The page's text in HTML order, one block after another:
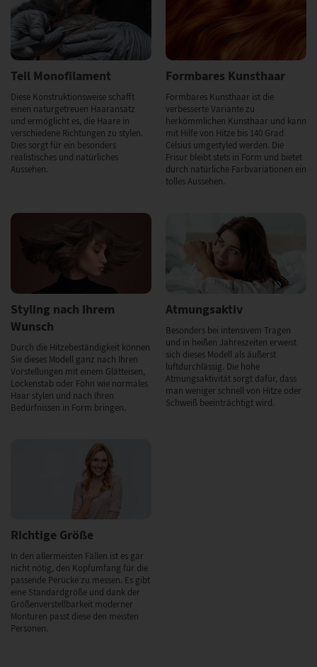
Teil Monofilament
Diese Konstruktionsweise schafft
einen naturgetreuen Haaransatz
und ermöglicht es, die Haare in
verschiedene Richtungen zu stylen.
Dies sorgt für ein besonders
realistisches und natürliches
Aussehen.
Formbares Kunsthaar
Formbares Kunsthaar ist die
verbesserte Variante zu
herkömmlichen Kunsthaar und kann
mit Hilfe von Hitze bis 140 Grad
Celsius umgestyled werden. Die
Frisur bleibt stets in Form und bietet
durch natürliche Farbvariationen ein
tolles Aussehen.
Styling nach Ihrem
Wunsch
Durch die Hitzebeständigkeit können
Sie dieses Modell ganz nach Ihren
Vorstellungen mit einem Glätteisen,
Lockenstab oder Föhn wie normales
Haar stylen und nach Ihren
Bedürfnissen in Form bringen.
Atmungsaktiv
Besonders bei intensivem Tragen
und in heißen Jahreszeiten erweist
sich dieses Modell als äußerst
luftdurchlässig. Die hohe
Atmungsaktivität sorgt dafür, dass
man weniger schnell von Hitze oder
Schweiß beeinträchtigt wird.
Richtige Größe
In den allermeisten Fällen ist es gar
nicht nötig, den Kopfumfang für die
passende Perücke zu messen. Es gibt
eine Standardgröße und dank der
Größenverstellbarkeit moderner
Monturen passt diese den meisten
Personen.